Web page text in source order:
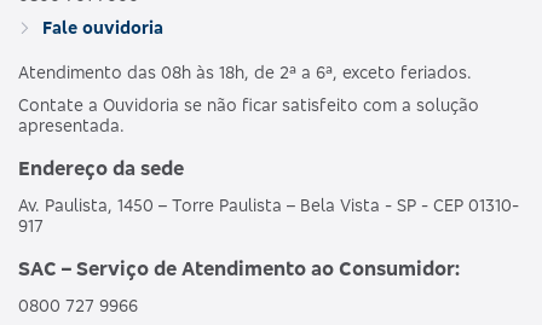
Fale ouvidoria
Atendimento das 08h às 18h, de 2ª a 6ª, exceto feriados.
Contate a Ouvidoria se não ficar satisfeito com a solução
apresentada.
Endereço da sede
Av. Paulista, 1450 – Torre Paulista – Bela Vista - SP - CEP 01310-
917
SAC – Serviço de Atendimento ao Consumidor:
0800 727 9966